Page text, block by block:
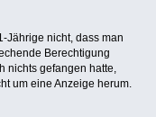
Jährige nicht, dass man
Berechtigung
nichts gefangen hatte,
um eine Anzeige herum.